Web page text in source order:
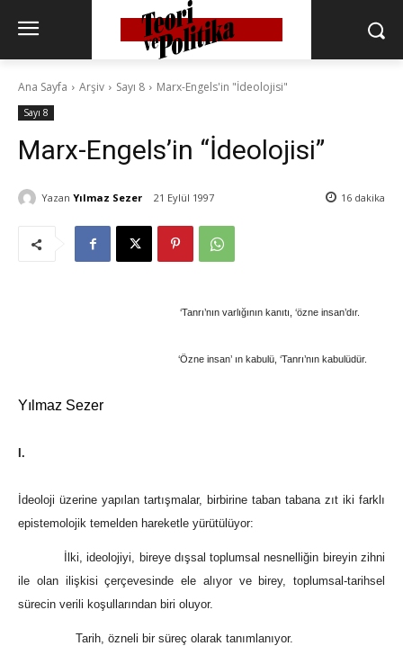
Ana Sayfa Arşiv Sayı 8 Marx-Engels'in "İdeolojisi"
Sayı 8
Marx-Engels’in “İdeolojisi”
Yazan Yılmaz Sezer 21 Eylül 1997 16 dakika
‘Tanrı’nın varlığının kanıtı, ‘özne insan’dır.
‘Özne insan’ ın kabulü, ‘Tanrı’nın kabulüdür.
Yılmaz Sezer
I.
İdeoloji üzerine yapılan tartışmalar, birbirine taban tabana zıt iki farklı
epistemolojik temelden hareketle yürütülüyor:
İlki, ideolojiyi, bireye dışsal toplumsal nesnelliğin bireyin zihni
ile olan ilişkisi çerçevesinde ele alıyor ve birey, toplumsal-tarihsel
sürecin verili koşullarından biri oluyor.
Tarih, özneli bir süreç olarak tanımlanıyor.